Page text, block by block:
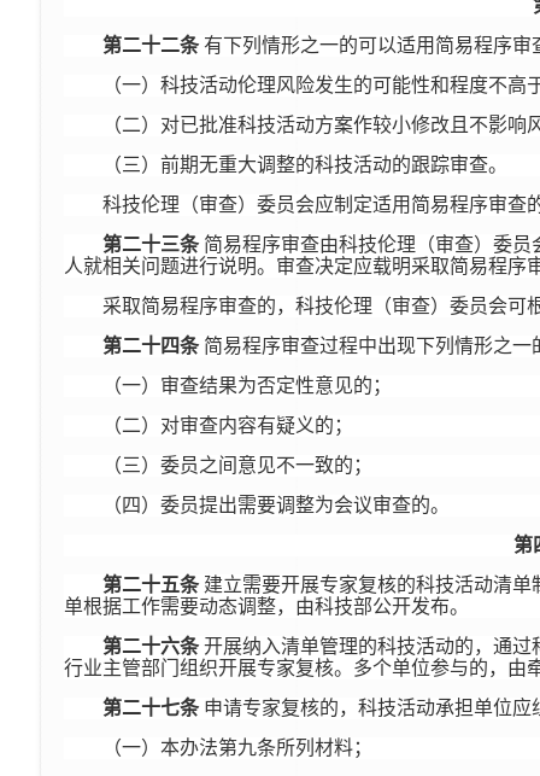
第二十二条有下列情形之一的可以适用简易程序审
（一）科技活动伦理风险发生的可能性和程度不高
（二）对已批准科技活动方案作较小修改且不影响
（三）前期无重大调整的科技活动的跟踪审查。
科技伦理（审查）委员会应制定适用简易程序审查
第二十三条简易程序审查由科技伦理（审查）委员
人就相关问题进行说明。审查决定应载明采取简易程序
采取简易程序审查的，科技伦理（审查）委员会可
第二十四条简易程序审查过程中出现下列情形之
（一）审查结果为否定性意见的；
（二）对审查内容有疑义的；
（三）委员之间意见不一致的；
（四）委员提出需要调整为会议审查的。
第
第二十五条建立需要开展专家复核的科技活动清单
单根据工作需要动态调整，由科技部公开发布。
第二十六条开展纳入清单管理的科技活动的，通过
行业主管部门组织开展专家复核。多个单位参与的，
第二十七条申请专家复核的，科技活动承担单位应
（一）本办法第九条所列材料；